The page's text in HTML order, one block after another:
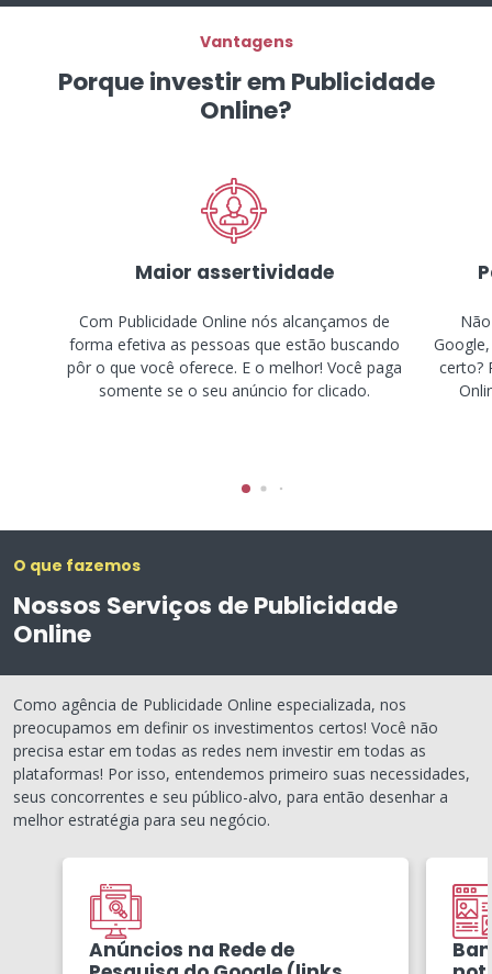
Vantagens
Porque investir em Publicidade
Online?
Maior assertividade
Com Publicidade Online nós alcançamos de
forma efetiva as pessoas que estão buscando
pôr o que você oferece. E o melhor! Você paga
somente se o seu anúncio for clicado.
certo?
O que fazemos
Nossos Serviços de Publicidade
Online
Como agência de Publicidade Online especializada, nos
preocupamos em definir os investimentos certos! Você não
precisa estar em todas as redes nem investir em todas as
plataformas! Por isso, entendemos primeiro suas necessidades,
seus concorrentes e seu público-alvo, para então desenhar a
melhor estratégia para seu negócio.
Anúncios na Rede de